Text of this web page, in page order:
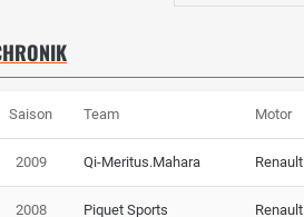
Saison Team Motor
2009 Qi-Meritus.Mahara Renault
2008 Piquet Sports Renault